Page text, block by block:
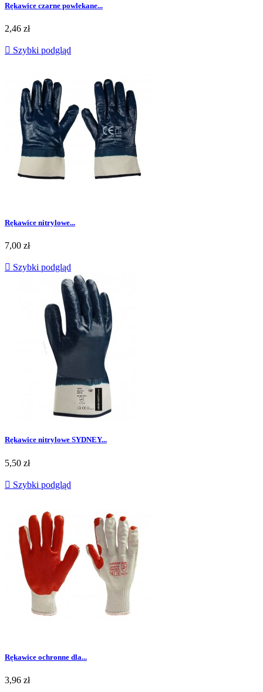
Rękawice czarne powlekane...
Cena
2,46 zł
 Szybki podgląd
Rękawice nitrylowe...
Cena
7,00 zł
 Szybki podgląd
Rękawice nitrylowe SYDNEY...
Cena
5,50 zł
 Szybki podgląd
Rękawice ochronne dla...
Cena
3,96 zł